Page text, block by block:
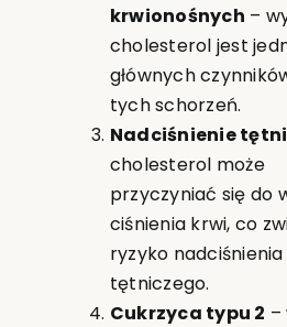
krwionośnych –
cholesterol jest
głównych
tych schorzeń.
Nadciśnienie
cholesterol może
przyczyniać się do
ciśnienia krwi, co
ryzyko nadciśnienia
tętniczego.
Cukrzyca typu 2 –